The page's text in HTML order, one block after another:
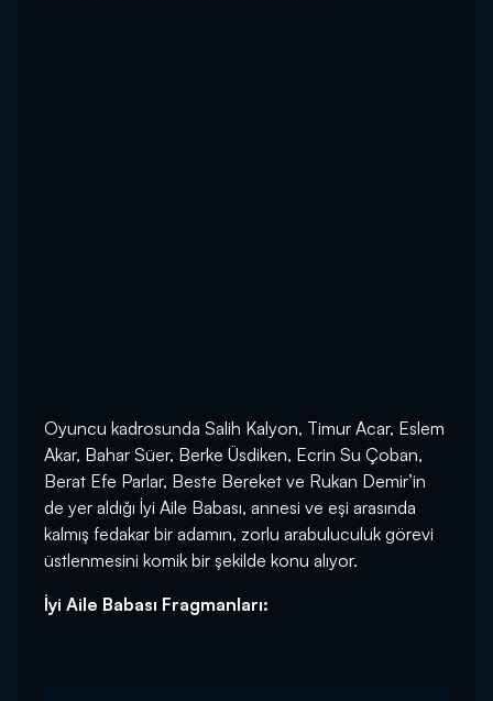
Oyuncu kadrosunda Salih Kalyon, Timur Acar, Eslem
Akar, Bahar Süer, Berke Üsdiken, Ecrin Su Çoban,
Berat Efe Parlar, Beste Bereket ve Rukan Demir’in
de yer aldığı İyi Aile Babası, annesi ve eşi arasında
kalmış fedakar bir adamın, zorlu arabuluculuk görevi
üstlenmesini komik bir şekilde konu alıyor.
İyi Aile Babası Fragmanları: